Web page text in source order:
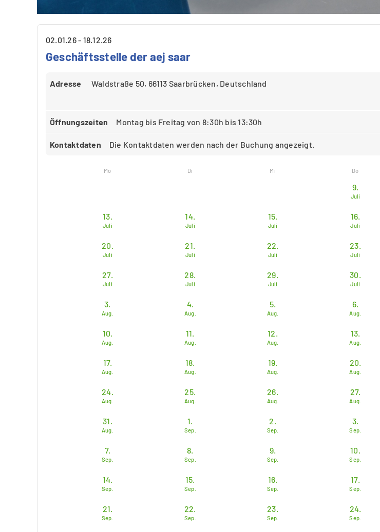
02.01.26 - 18.12.26
Geschäftsstelle der aej saar
Adresse Waldstraße 50, 66113 Saarbrücken, Deutschland
Öffnungszeiten Montag bis Freitag von 8:30h bis 13:30h
Kontaktdaten Die Kontaktdaten werden nach der Buchung angezeigt.
Mo Di Mi Do
9.
Juli
13.
Juli
14.
Juli
15.
Juli
16.
Juli
20.
Juli
21.
Juli
22.
Juli
23.
Juli
27.
Juli
28.
Juli
29.
Juli
30.
Juli
3.
Aug.
4.
Aug.
5.
Aug.
6.
Aug.
10.
Aug.
11.
Aug.
12.
Aug.
13.
Aug.
17.
Aug.
18.
Aug.
19.
Aug.
20.
Aug.
24.
Aug.
25.
Aug.
26.
Aug.
27.
Aug.
31.
Aug.
1.
Sep.
2.
Sep.
3.
Sep.
7.
Sep.
8.
Sep.
9.
Sep.
10.
Sep.
14.
Sep.
15.
Sep.
16.
Sep.
17.
Sep.
21.
Sep.
22.
Sep.
23.
Sep.
24.
Sep.